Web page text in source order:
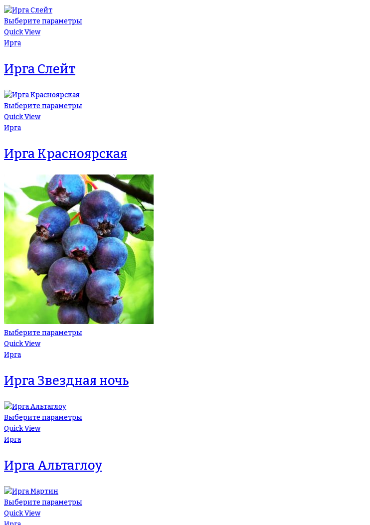
Выберите параметры
Quick View
Ирга
Ирга Слейт
Выберите параметры
Quick View
Ирга
Ирга Красноярская
Выберите параметры
Quick View
Ирга
Ирга Звездная ночь
Выберите параметры
Quick View
Ирга
Ирга Альтаглоу
Выберите параметры
Quick View